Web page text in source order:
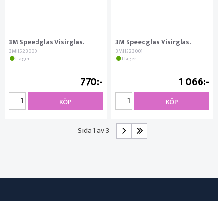
3M Speedglas Visirglas.
3MH523000
I lager
770
KÖP
3M Speedglas Visirglas.
3MH523001
I lager
1 066
KÖP
Sida 1 av 3